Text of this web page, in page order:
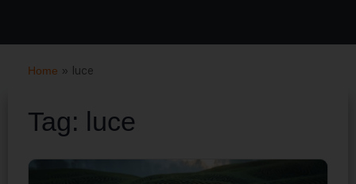
Home » luce
Tag: luce